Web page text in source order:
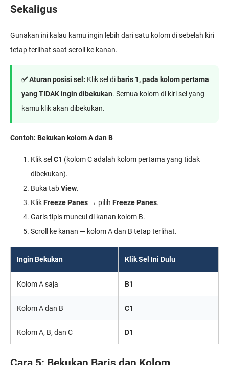
Sekaligus
Gunakan ini kalau kamu ingin lebih dari satu kolom di sebelah kiri
tetap terlihat saat scroll ke kanan.
✅ Aturan posisi sel: Klik sel di baris 1, pada kolom pertama
yang TIDAK ingin dibekukan. Semua kolom di kiri sel yang
kamu klik akan dibekukan.
Contoh: Bekukan kolom A dan B
Klik sel C1 (kolom C adalah kolom pertama yang tidak
dibekukan).
Buka tabView.
KlikFreeze Panes → pilih Freeze Panes.
Garis tipis muncul di kanan kolom B.
Scroll ke kanan — kolom A dan B tetap terlihat.
Ingin Bekukan Klik Sel Ini Dulu
Kolom A saja B1
Kolom A dan B C1
Kolom A, B, dan C D1